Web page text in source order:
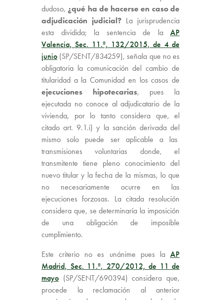
dudoso, ¿qué ha de hacerse en caso de
adjudicación judicial? La jurisprudencia
esta dividida; la sentencia de la AP
Valencia, Sec. 11.ª, 132/2015, de 4 de
junio (SP/SENT/834259), señala que no es
obligatoria la comunicación del cambio de
titularidad a la Comunidad en los casos de
ejecuciones hipotecarias, pues la
ejecutada no conoce al adjudicatario de la
vivienda, por lo tanto considera que, el
citado art. 9.1.i) y la sanción derivada del
mismo solo puede ser aplicable a las
transmisiones voluntarias donde, el
transmitente tiene pleno conocimiento del
nuevo titular y la fecha de la mismas, lo que
no necesariamente ocurre en las
ejecuciones forzosas. La citada resolución
considera que, se determinaría la imposición
de una obligación de imposible
cumplimiento.
Este criterio no es unánime pues la AP
Madrid, Sec. 11.ª, 270/2012, de 11 de
mayo (SP/SENT/690394) considera que,
procede la reclamación al anterior